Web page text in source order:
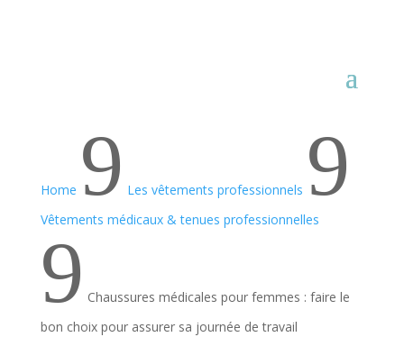
Home 9 Les vêtements professionnels 9
Vêtements médicaux & tenues professionnelles
9 Chaussures médicales pour femmes : faire le
bon choix pour assurer sa journée de travail